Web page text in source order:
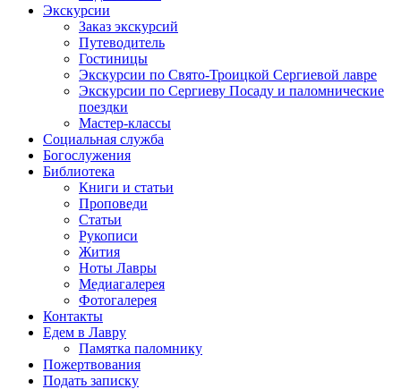
Экскурсии
Заказ экскурсий
Путеводитель
Гостиницы
Экскурсии по Свято-Троицкой Сергиевой лавре
Экскурсии по Сергиеву Посаду и паломнические
поездки
Мастер-классы
Социальная служба
Богослужения
Библиотека
Книги и статьи
Проповеди
Статьи
Рукописи
Жития
Ноты Лавры
Медиагалерея
Фотогалерея
Контакты
Едем в Лавру
Памятка паломнику
Пожертвования
Подать записку